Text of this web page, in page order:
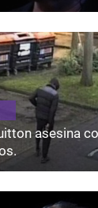
asesina